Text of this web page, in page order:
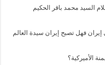
السيد محمد باقر الحكيم
فهل تصبح إيران سيدة العالم
الأميركية؟